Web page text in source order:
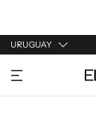
URUGUAY
URUGUAY
ARGENTINA